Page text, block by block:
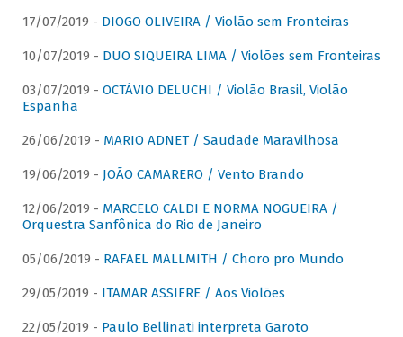
17/07/2019 - DIOGO OLIVEIRA / Violão sem Fronteiras
10/07/2019 - DUO SIQUEIRA LIMA / Violões sem Fronteiras
03/07/2019 - OCTÁVIO DELUCHI / Violão Brasil, Violão
Espanha
26/06/2019 - MARIO ADNET / Saudade Maravilhosa
19/06/2019 - JOÃO CAMARERO / Vento Brando
12/06/2019 - MARCELO CALDI E NORMA NOGUEIRA /
Orquestra Sanfônica do Rio de Janeiro
05/06/2019 - RAFAEL MALLMITH / Choro pro Mundo
29/05/2019 - ITAMAR ASSIERE / Aos Violões
22/05/2019 - Paulo Bellinati interpreta Garoto